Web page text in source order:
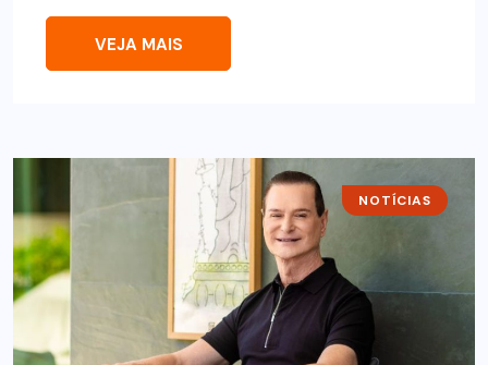
VEJA MAIS
NOTÍCIAS